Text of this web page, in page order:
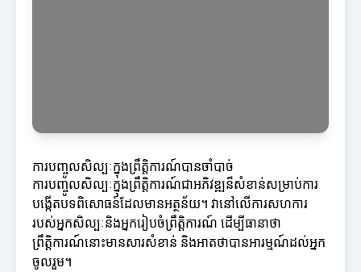
ការបញ្ចូលសិល្បៈក្នុងព្រឹត្តិការណ៍បានចាំបាច់
ការបញ្ចូលសិល្បៈក្នុងព្រឹត្តិការណ៍ជាអភិវឌ្ឍន៏សំខាន់សម្រាប់ការ
បង្កើតបទពិសោធន៍ដែលមានអត្ថន័យ។ វានៅលើការសហការ
របស់អ្នកសិល្បៈនិងអ្នករៀបចំព្រឹត្តិការណ៍ ដើម្បីធានាថា
ព្រឹត្តិការណ៍នោះមានសារសំខាន់ និងអាតថាបានអារម្មណ៍ដល់អ្នក
ចូលរួម។